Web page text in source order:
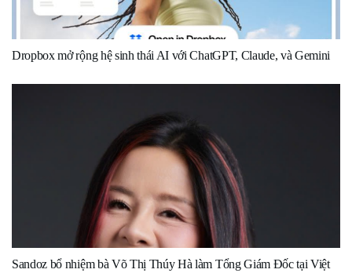
Dropbox mở rộng hệ sinh thái AI với ChatGPT, Claude, và Gemini
Sandoz bổ nhiệm bà Võ Thị Thúy Hà làm Tổng Giám Đốc tại Việt